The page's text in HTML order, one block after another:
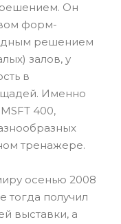
Он
форм-
решением
залов, у
в
Именно
400,
тренажере.
осенью 2008
тогда получил
выставки, а